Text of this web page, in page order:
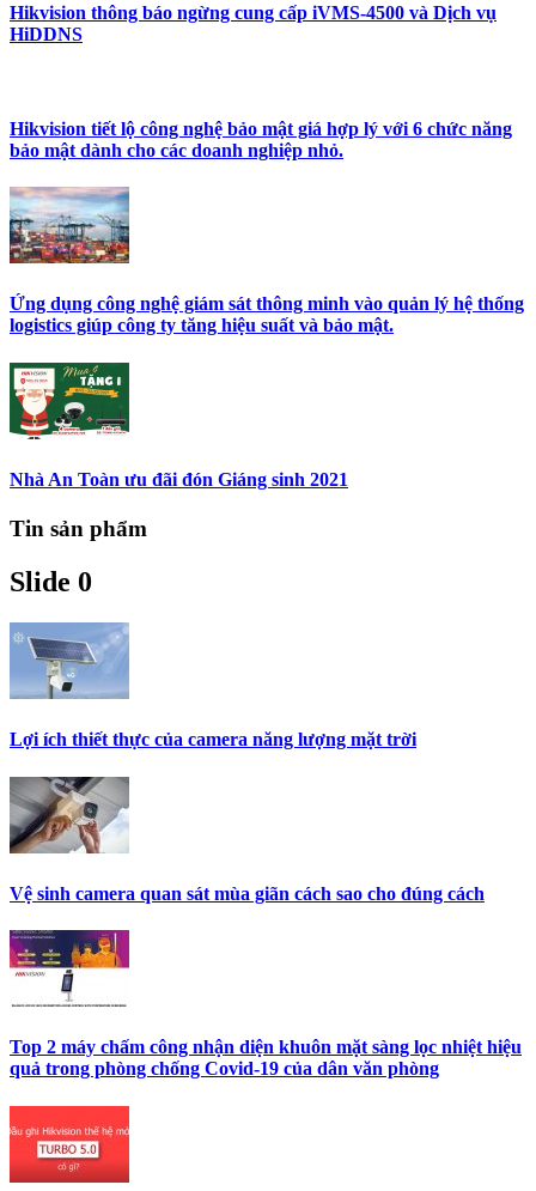
Hikvision thông báo ngừng cung cấp iVMS-4500 và Dịch vụ
HiDDNS
Hikvision tiết lộ công nghệ bảo mật giá hợp lý với 6 chức năng
bảo mật dành cho các doanh nghiệp nhỏ.
Ứng dụng công nghệ giám sát thông minh vào quản lý hệ thống
logistics giúp công ty tăng hiệu suất và bảo mật.
Nhà An Toàn ưu đãi đón Giáng sinh 2021
Tin sản phẩm
Slide 0
Lợi ích thiết thực của camera năng lượng mặt trời
Vệ sinh camera quan sát mùa giãn cách sao cho đúng cách
Top 2 máy chấm công nhận diện khuôn mặt sàng lọc nhiệt hiệu
quả trong phòng chống Covid-19 của dân văn phòng